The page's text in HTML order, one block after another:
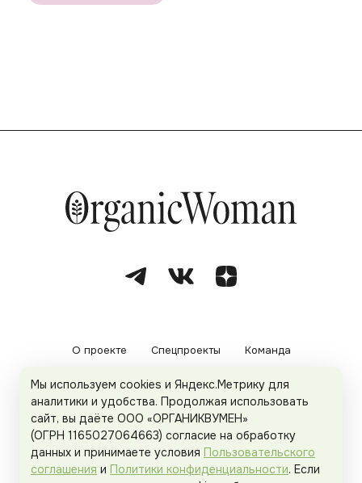
О проекте Спецпроекты Команда
Рекламодателям Политика конфиденциальности
Пользовательское соглашение
Мы используем cookies и Яндекс.Метрику для
аналитики и удобства. Продолжая использовать
сайт, вы даёте ООО «ОРГАНИКВУМЕН»
(ОГРН 1165027064663) согласие на обработку
данных и принимаете условия Пользовательского
соглашения и Политики конфиденциальности. Если